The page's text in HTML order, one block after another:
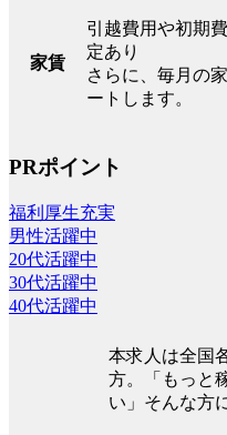
家賃
引越費用や初期
定あり
さらに、毎月の
ートします。
PRポイント
福利厚生充実
男性活躍中
20代活躍中
30代活躍中
40代活躍中
本求人は全国
方。「もっと
い」そんな方